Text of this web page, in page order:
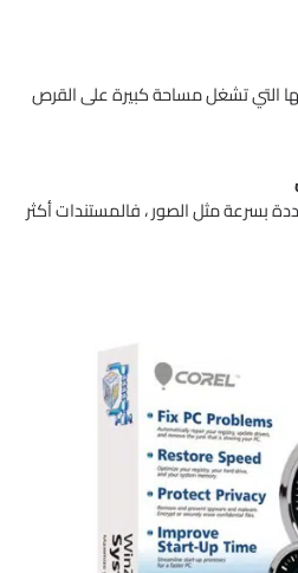
التي تشغل مساحة كبيرة على القرص
بسرعة مثل الصور ، فالمستندات أكثر